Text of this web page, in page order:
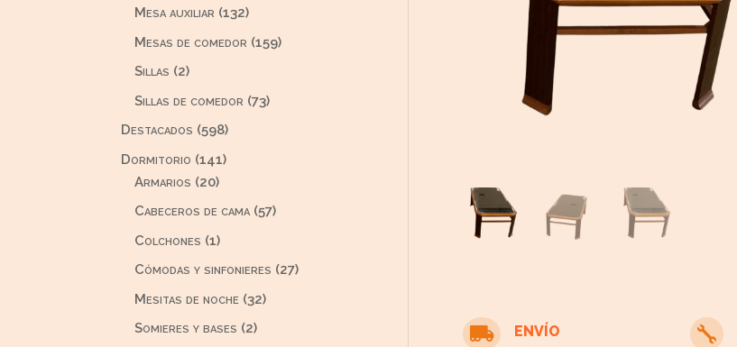
Mesa auxiliar 132132
productos
Mesas de comedor 159159
Sillas 22
productos
Sillas de comedor 7373
Destacados 598598
productos
Dormitorio 141141
Armarios 2020
productos
Cabeceros de cama 5757
Colchones 11
Cómodas y sinfonieres 2727
Mesitas de noche 3232
Somieres y bases 22
 ENVÍO 